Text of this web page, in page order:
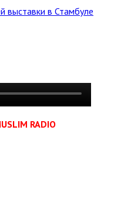
выставки в Стамбуле
RADIO